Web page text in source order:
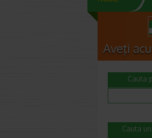
Cauta
Cauta